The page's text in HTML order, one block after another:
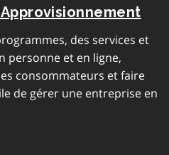
des services et
personne et en ligne,
consommateurs et faire
de gérer une entreprise en